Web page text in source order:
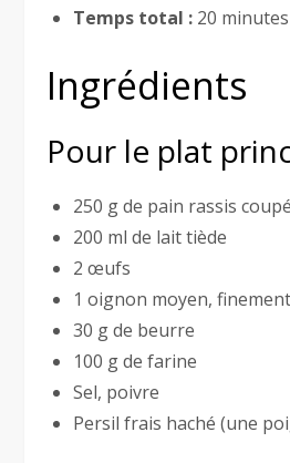
Temps total : 20 minutes
Ingrédients
Pour le plat
250 g de pain rassis
200 ml de lait tiède
2 œufs
1 oignon moyen,
30 g de beurre
100 g de farine
Sel, poivre
Persil frais haché (une